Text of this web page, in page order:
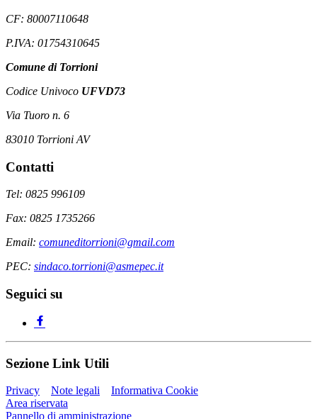
CF: 80007110648
P.IVA: 01754310645
Comune di Torrioni
Codice Univoco UFVD73
Via Tuoro n. 6
83010 Torrioni AV
Contatti
Tel: 0825 996109
Fax: 0825 1735266
Email: comuneditorrioni@gmail.com
PEC: sindaco.torrioni@asmepec.it
Seguici su
Sezione Link Utili
Privacy Note legali
Informativa Cookie
Area riservata
Pannello di amministrazione